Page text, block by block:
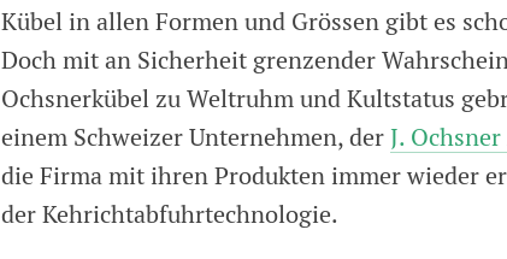
Kübel in allen Formen und Grössen gibt es
Doch mit an Sicherheit grenzender
Ochsnerkübel zu Weltruhm und Kultstatus
einem Schweizer Unternehmen, derJ.
die Firma mit ihren Produkten immer wieder
der Kehrichtabfuhrtechnologie.